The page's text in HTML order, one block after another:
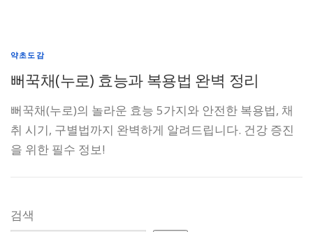
약초도감
뻐꾹채(누로) 효능과 복용법 완벽 정리
뻐꾹채(누로)의 놀라운 효능 5가지와 안전한 복용법, 채
취 시기, 구별법까지 완벽하게 알려드립니다. 건강 증진
을 위한 필수 정보!
검색